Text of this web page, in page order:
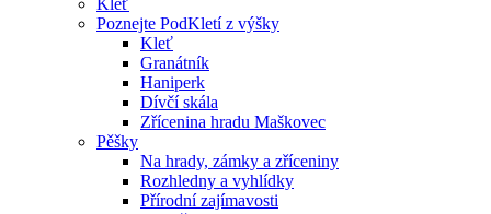
Kleť
Poznejte PodKletí z výšky
Kleť
Granátník
Haniperk
Dívčí skála
Zřícenina hradu Maškovec
Pěšky
Na hrady, zámky a zříceniny
Rozhledny a vyhlídky
Přírodní zajímavosti